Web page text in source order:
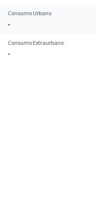
Consumo Urbano
-
Consumo Extraurbano
-